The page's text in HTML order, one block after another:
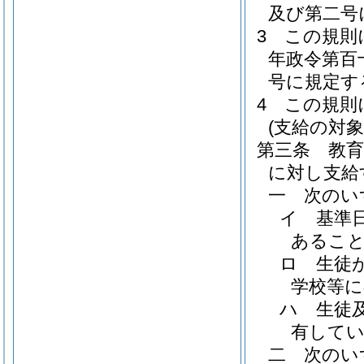
及び第二
3
この規則
年政令第百
号に規定
4
この規則
(支給の対
第三条
教
に対し支
一
次の
イ
基準
あるこ
ロ
生徒
学校等
ハ
生徒
有して
二
次の